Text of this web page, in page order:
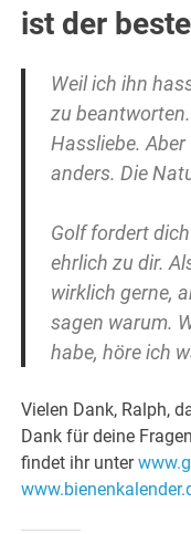
ist der
Weil ich ihn
zu
Hassliebe.
anders. Die
Golf fordert
ehrlich zu dir.
wirklich gerne,
sagen warum.
habe, höre ich
Vielen Dank, Ralph,
Dank für deine
findet ihr unter